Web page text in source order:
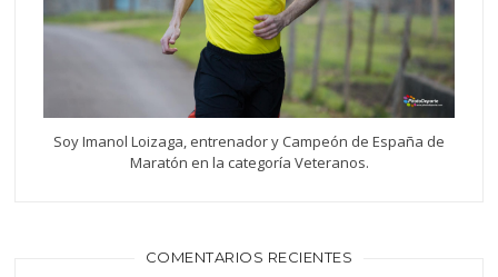
Soy Imanol Loizaga, entrenador y Campeón de España de
Maratón en la categoría Veteranos.
COMENTARIOS RECIENTES